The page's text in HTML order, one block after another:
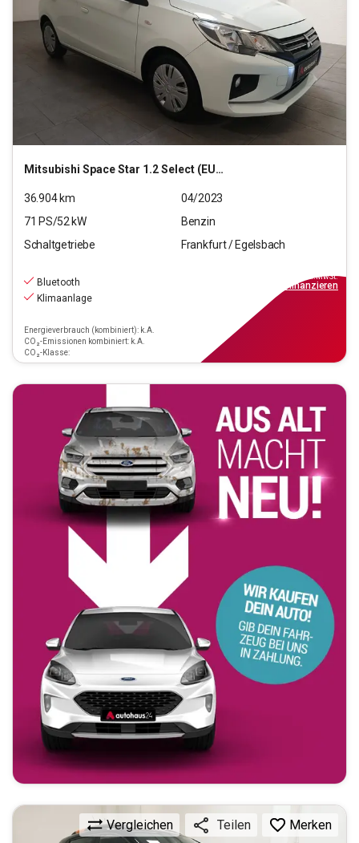
Mitsubishi Space Star 1.2 Select (EURO 6d)
36.904km
04/2023
71 PS/52 kW
Benzin
Schaltgetriebe
Frankfurt / Egelsbach
Bluetooth
Klimaanlage
Energieverbrauch (kombiniert): k.A.
CO₂-Emissionen kombiniert: k.A.
CO₂-Klasse:
inkl.MwSt.
finanzieren
Vergleichen Teilen Merken